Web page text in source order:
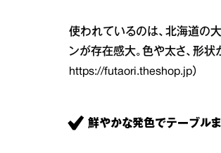
使われているのは、北海道の
ンが存在感大。色や太さ、形
https://futaori.theshop.jp）
鮮やかな発色でテーブルま